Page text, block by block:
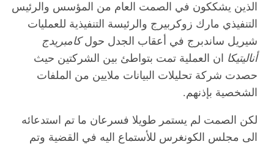
الذين يشككون في الصمت العام من المؤسس والرئيس
التنفيذي مارك زوكربيرج والرئيسة التنفيذية للعمليات
شيريل ساندبرج في أعقاب الجدل حولكامبريدج
أناليتيكا ان العملية تمت بتواطئ بين الشركتين حيث
حصدت شركة تحليلات البيانات ملايين من الملفات
الشخصية بإذنهم.
لكن الصمت لم يستمر طويلا فسرعان ما تم استدعائه
الى مجلس الكونغرس للأستماع اليه في القضية وتم